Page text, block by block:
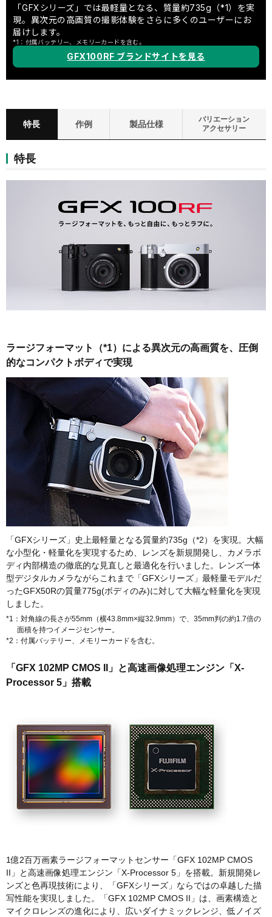
「GFXシリーズ」では最軽量となる、質量約735g（*1）を実
現。異次元の高画質の撮影体験をさらに多くのユーザーにお
届けします。
*1：付属バッテリー、メモリーカードを含む。
GFX100RF ブランドサイトを見る
特長 作例 製品仕様
バリエーション
アクセサリー
特長
ラージフォーマット（*1）による異次元の高画質を、圧倒
的なコンパクトボディで実現
「GFXシリーズ」史上最軽量となる質量約735g（*2）を実現。大幅
な小型化・軽量化を実現するため、レンズを新規開発し、カメラボ
ディ内部構造の徹底的な見直しと最適化を行いました。レンズ一体
型デジタルカメラながらこれまで「GFXシリーズ」最軽量モデルだ
ったGFX50Rの質量775g(ボディのみ)に対して大幅な軽量化を実現
しました。
*1：対角線の長さが55mm（横43.8mm×縦32.9mm）で、35mm判の約1.7倍の
面積を持つイメージセンサー。
*2：付属バッテリー、メモリーカードを含む。
「GFX 102MP CMOS II」と高速画像処理エンジン「X-
Processor 5」搭載
1億2百万画素ラージフォーマットセンサー「GFX 102MP CMOS
II」と高速画像処理エンジン「X-Processor 5」を搭載。新規開発レ
ンズと色再現技術により、「GFXシリーズ」ならではの卓越した描
写性能を実現しました。「GFX 102MP CMOS II」は、画素構造と
マイクロレンズの進化により、広いダイナミックレンジ、低ノイズ